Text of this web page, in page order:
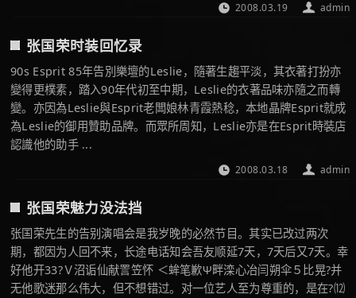
admin
2008.03.19
张国荣时装回忆录
90s Esprit 85年告別樂壇的Leslie，隨著生趨平淡，其衣著打扮亦
變得更樸素，踏入90年代初至中期，Leslie的衣著品味亦隨之而轉
變。亦因為Leslie與Esprit老闆娘林青霞熱稔，本地晶牌Esprit就成
為Leslie的御用贊助品牌。而眾所周知，Leslie亦是在Esprit時裝店
認識他的助手 ...
admin
2008.03.18
张国荣魅力没法挡
张国荣先生的告别演唱会是我岁晚的必然节目。其实已改过两次
期，都因为人回不来，长途电话知会吾友顺延7天，7天后又7天。幸
好他开33?Ｖ沼诟仙献詈笠怀 ＜蛑笔歉Ψ畔滦心冶闫朔伞５比晃?并
无他歌迷那么伟大，但不想错过。对一位艺人至为尊重的，是在?⑿